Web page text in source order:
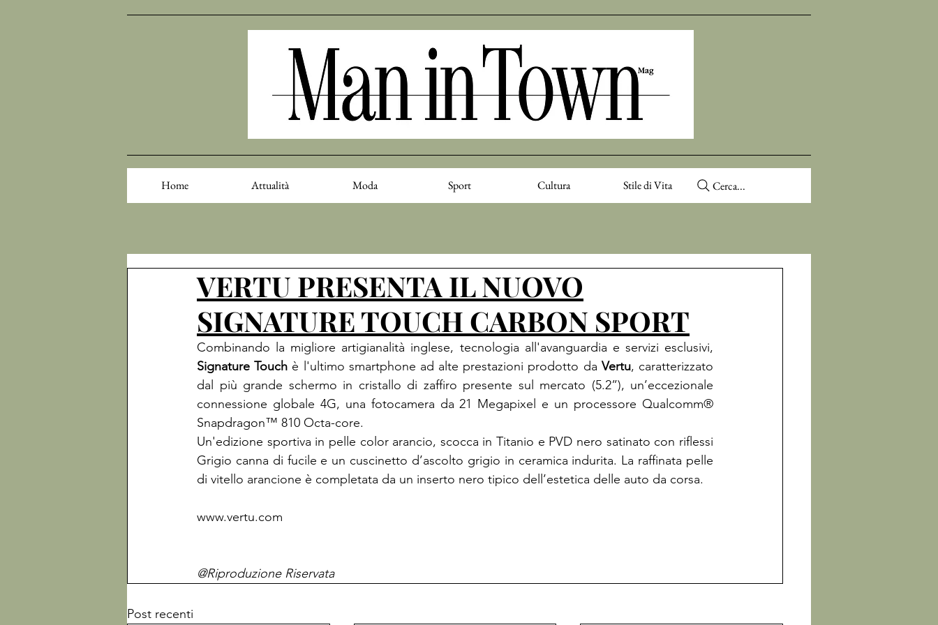
Home Attualità Moda Sport Cultura Stile di Vita Cerca...
VERTU PRESENTA IL NUOVO
SIGNATURE TOUCH CARBON SPORT
Signature Touch è l'ultimo smartphone ad alte prestazioni prodotto da Vertu, caratterizzato
dal più grande schermo in cristallo di zaffiro presente sul mercato (5.2”), un’eccezionale
connessione globale 4G, una fotocamera da 21 Megapixel e un processore Qualcomm®
Snapdragon™ 810 Octa-core.
Un'edizione sportiva in pelle color arancio, scocca in Titanio e PVD nero satinato con riflessi
Grigio canna di fucile e un cuscinetto d’ascolto grigio in ceramica indurita. La raffinata pelle
di vitello arancione è completata da un inserto nero tipico dell’estetica delle auto da corsa.
www.vertu.com
@Riproduzione Riservata
Post recenti